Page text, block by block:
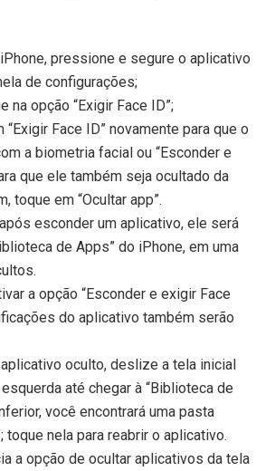
pressione e segure o aplicativo
de configurações;
na opção “Exigir Face ID”;
Face ID” novamente para que o
a biometria facial ou “Esconder e
que ele também seja ocultado da
toque em “Ocultar app”.
esconder um aplicativo, ele será
de Apps” do iPhone, em uma
a opção “Esconder e exigir Face
do aplicativo também serão
oculto, deslize a tela inicial
até chegar à “Biblioteca de
você encontrará uma pasta
toque nela para reabrir o aplicativo.
a opção de ocultar aplicativos da tela